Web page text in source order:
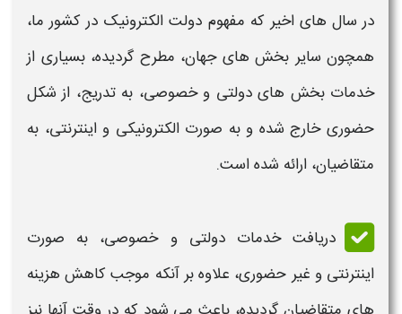
در سال های اخیر که مفهوم دولت الکترونیک در کشور ما،
همچون سایر بخش های جهان، مطرح گردیده، بسیاری از
خدمات بخش های دولتی و خصوصی، به تدریج، از شکل
حضوری خارج شده و به صورت الکترونیکی و اینترنتی، به
متقاضیان، ارائه شده است.
دریافت خدمات دولتی و خصوصی، به صورت
اینترنتی و غیر حضوری، علاوه بر آنکه موجب کاهش هزینه